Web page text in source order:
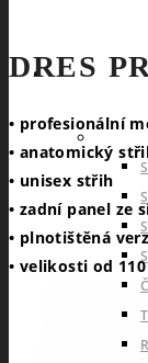
SPORTY
DRES
• profesionální
• anatomický
• unisex střih
• zadní panel ze
• plnotištěná
• velikosti od